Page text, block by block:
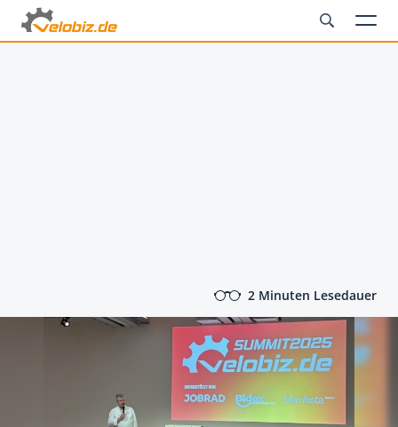
2 Minuten Lesedauer